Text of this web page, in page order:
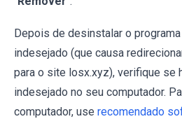
Depois de desinstalar o
indesejado (que causa
para o site losx.xyz), verifique se
indesejado no seu computador.
computador, use recomendado